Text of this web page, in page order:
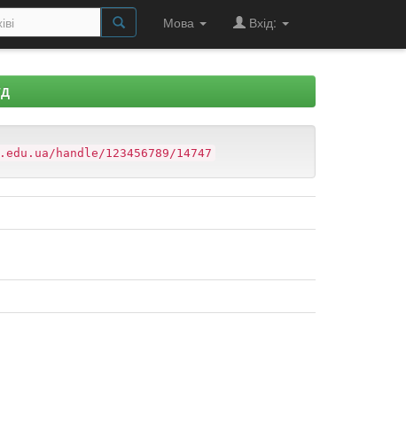
Мова Вхід:
handle/123456789/14747